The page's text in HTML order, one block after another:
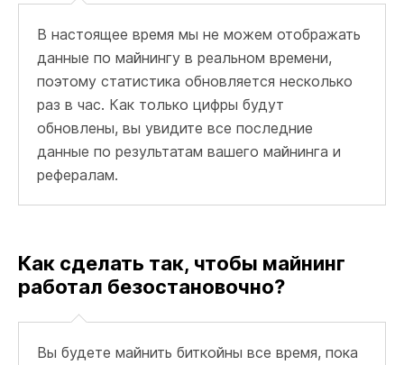
В настоящее время мы не можем отображать
данные по майнингу в реальном времени,
поэтому статистика обновляется несколько
раз в час. Как только цифры будут
обновлены, вы увидите все последние
данные по результатам вашего майнинга и
рефералам.
Как сделать так, чтобы майнинг
работал безостановочно?
Вы будете майнить биткойны все время, пока